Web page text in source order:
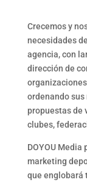
Crecemos y
necesidades
agencia, con
dirección de
ordenando
propuestas de
clubes,
DOYOU
marketing
que englobará